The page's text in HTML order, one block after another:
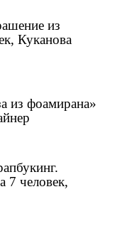
из
Куканова
из фоамирана»
7 человек,